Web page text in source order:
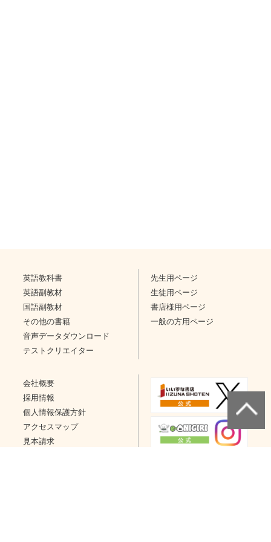
英語教科書
英語副教材
国語副教材
その他の書籍
音声データダウンロード
テストクリエイター
先生用ページ
生徒用ページ
書店様用ページ
一般の方用ページ
会社概要
採用情報
個人情報保護方針
アクセスマップ
見本請求